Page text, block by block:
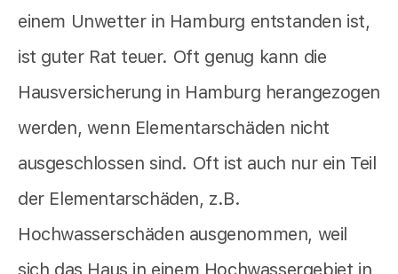
einem Unwetter in Hamburg entstanden ist,
ist guter Rat teuer. Oft genug kann die
Hausversicherung in Hamburg herangezogen
werden, wenn Elementarschäden nicht
ausgeschlossen sind. Oft ist auch nur ein Teil
der Elementarschäden, z.B.
Hochwasserschäden ausgenommen, weil
sich das Haus in einem Hochwassergebiet in